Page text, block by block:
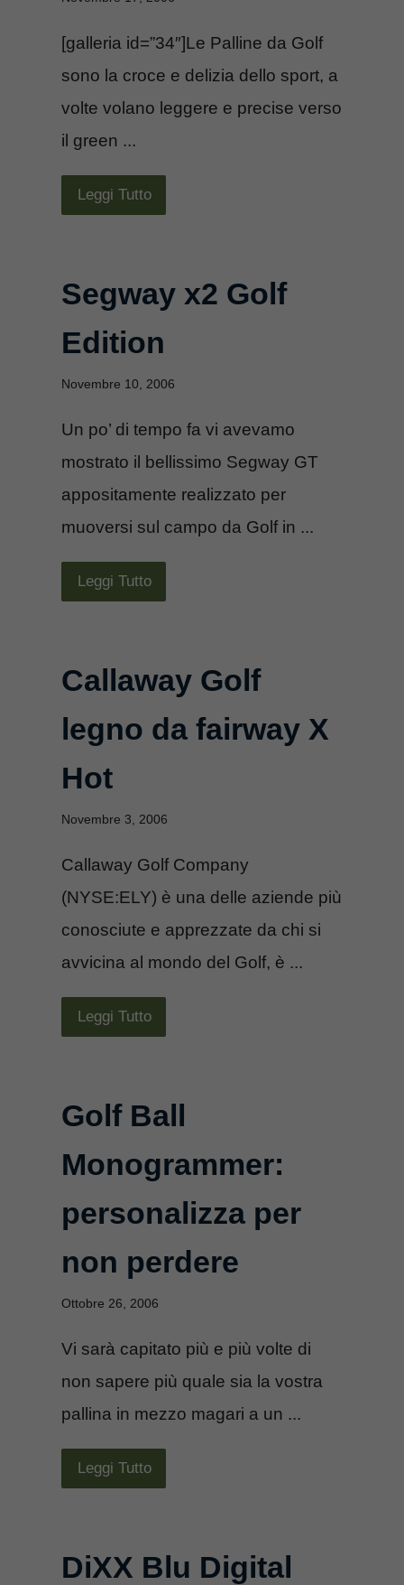
[galleria id=”34″]Le Palline da Golf
sono la croce e delizia dello sport, a
volte volano leggere e precise verso
il green ...
Leggi Tutto
Segway x2 Golf
Edition
Novembre 10, 2006
Un po’ di tempo fa vi avevamo
mostrato il bellissimo Segway GT
appositamente realizzato per
muoversi sul campo da Golf in ...
Leggi Tutto
Callaway Golf
legno da fairway X
Hot
Novembre 3, 2006
Callaway Golf Company
(NYSE:ELY) è una delle aziende più
conosciute e apprezzate da chi si
avvicina al mondo del Golf, è ...
Leggi Tutto
Golf Ball
Monogrammer:
personalizza per
non perdere
Ottobre 26, 2006
Vi sarà capitato più e più volte di
non sapere più quale sia la vostra
pallina in mezzo magari a un ...
Leggi Tutto
DiXX Blu Digital